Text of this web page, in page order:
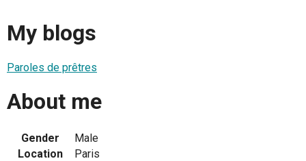
My blogs
Paroles de prêtres
About me
Gender
Male
Location
Paris